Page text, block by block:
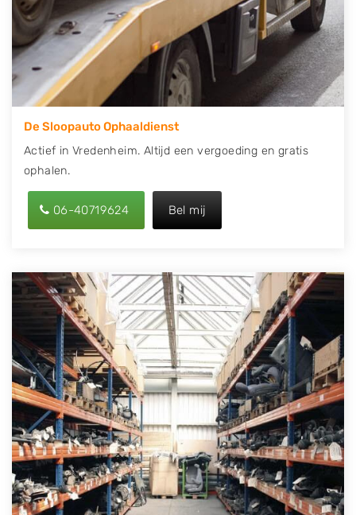
Chevrolet, Citroën, Dacia, Fiat, Ford, Honda, Hyundai,
Kia, Mazda, Mercedes Benz, Mitsubishi, Nissan, Opel,
Peugeot, Porsche, Renault, Seat, Skoda, Suzuki, Tesla,
Toyota, Volkswagen en Volvo.
De Sloopauto Ophaaldienst
Actief in Vredenheim. Altijd een vergoeding en gratis
ophalen.
06-40719624 Bel mij